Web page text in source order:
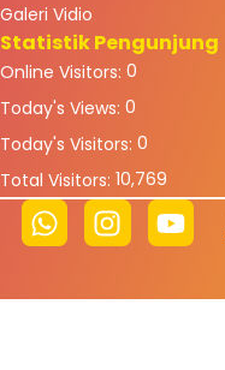
Galeri Vidio
Statistik Pengunjung
Online Visitors: 0
Today's Views: 0
Today's Visitors: 0
Total Visitors: 10,769